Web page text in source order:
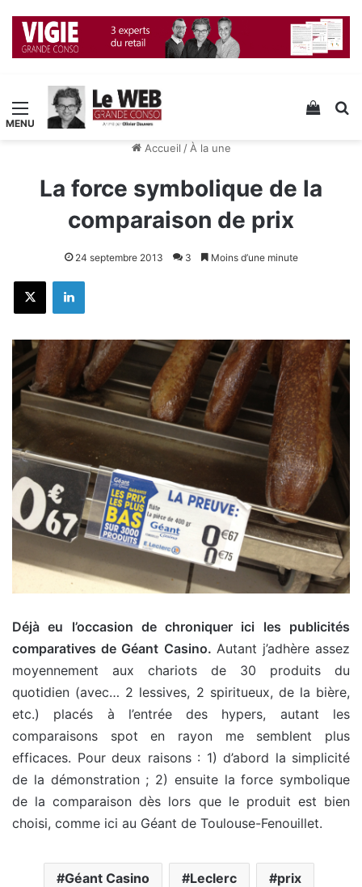
Menu Voir
Accueil / À la une
La force symbolique de la
comparaison de prix
24 septembre 2013 3 Moins d’une minute
X Linkedin
Déjà eu l’occasion de chroniquer ici les publicités
comparatives de Géant Casino. Autant j’adhère assez
moyennement aux chariots de 30 produits du
quotidien (avec… 2 lessives, 2 spiritueux, de la bière,
etc.) placés à l’entrée des hypers, autant les
comparaisons spot en rayon me semblent plus
efficaces. Pour deux raisons : 1) d’abord la simplicité
de la démonstration ; 2) ensuite la force symbolique
de la comparaison dès lors que le produit est bien
choisi, comme ici au Géant de Toulouse-Fenouillet.
Géant Casino Leclerc prix